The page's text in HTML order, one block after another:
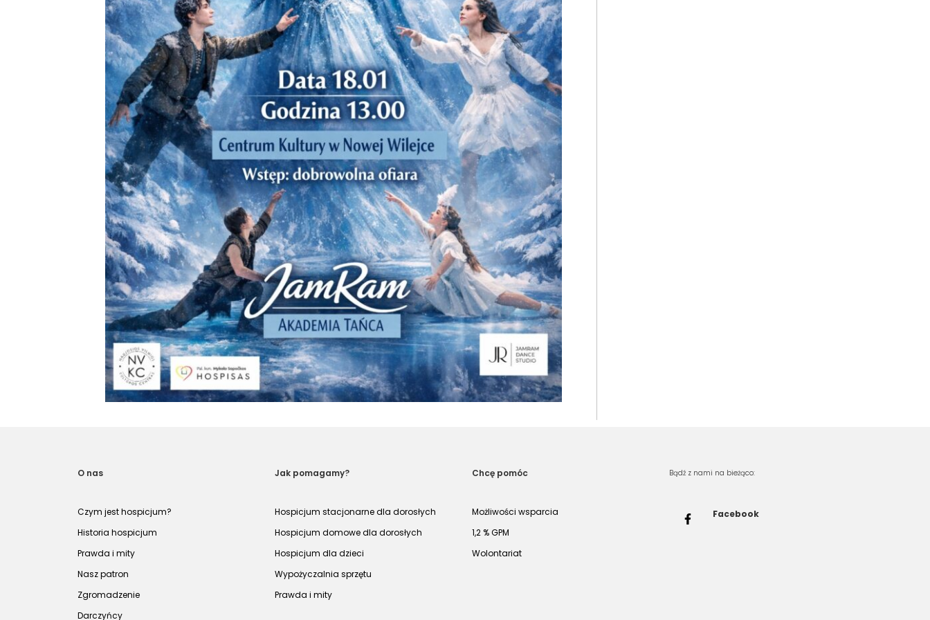
O nas
Czym jest hospicjum?
Historia hospicjum
Prawda i mity
Nasz patron
Zgromadzenie
Darczyńcy
Jak pomagamy?
Hospicjum stacjonarne dla dorosłych
Hospicjum domowe dla dorosłych
Hospicjum dla dzieci
Wypożyczalnia sprzętu
Prawda i mity
Chcę pomóc
Możliwości wsparcia
1,2 % GPM
Wolontariat
Bądź z nami na bieżąco:
Facebook